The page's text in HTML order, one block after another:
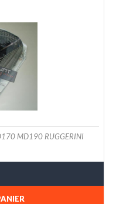
MD190 RUGGERINI